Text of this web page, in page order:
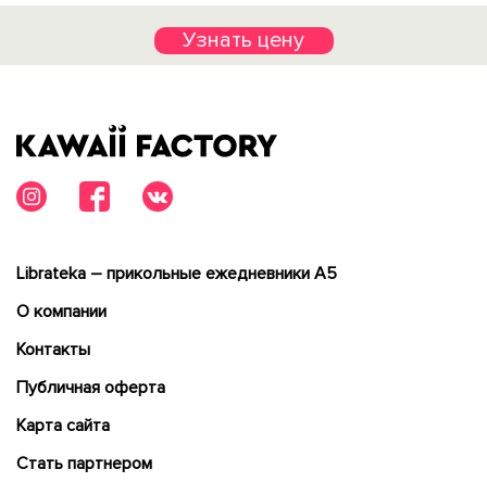
Узнать цену
Librateka – прикольные ежедневники А5
О компании
Контакты
Публичная оферта
Карта сайта
Cтать партнером